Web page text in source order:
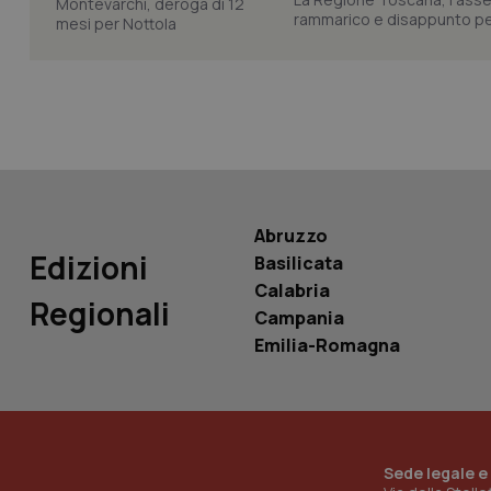
rammarico e disappunto
Edizioni
Regionali
Abruzzo
Basilicata
Calabria
Campania
Emilia-Romagna
Sede legale
_ga_KM60CM4NPH